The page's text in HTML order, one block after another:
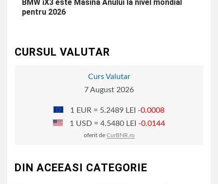
BMW iX3 este Masina Anului la nivel mondial
pentru 2026
CURSUL VALUTAR
Curs Valutar
7 August 2026
1 EUR = 5.2489 LEI -0.0008
1 USD = 4.5480 LEI -0.0144
oferit de CurBNR.ro
DIN ACEEASI CATEGORIE